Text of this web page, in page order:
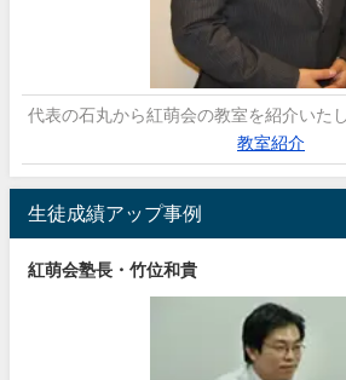
代表の石丸から紅萌会の教室を紹介いたし
教室紹介
生徒成績アップ事例
紅萌会塾長・竹位和貴